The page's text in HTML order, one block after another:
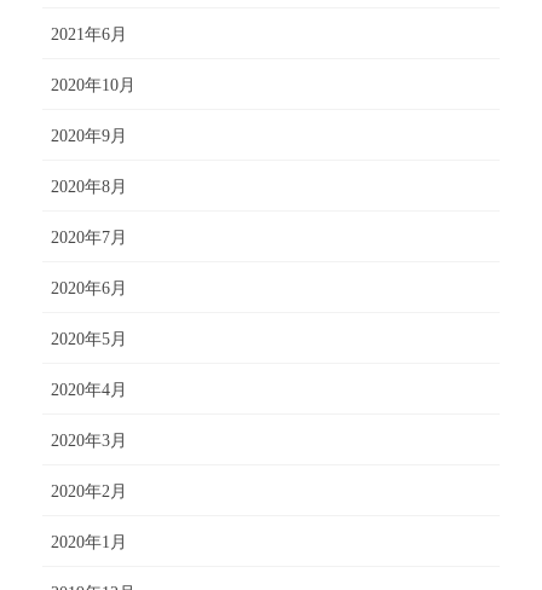
2021年6月
2020年10月
2020年9月
2020年8月
2020年7月
2020年6月
2020年5月
2020年4月
2020年3月
2020年2月
2020年1月